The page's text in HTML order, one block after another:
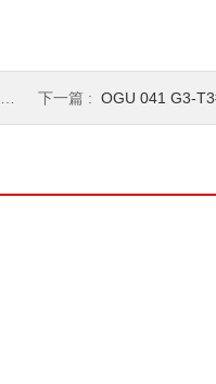
下一篇 : OGU 041 G3-T3